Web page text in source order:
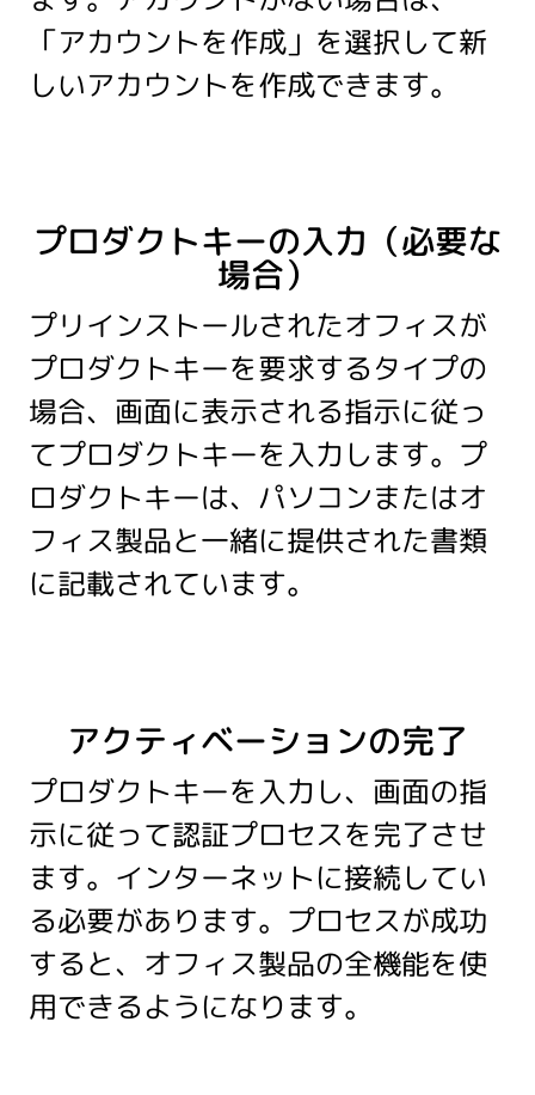
「アカウントを作成」を選択して新
しいアカウントを作成できます。
プロダクトキーの入力（必要な
場合）
プリインストールされたオフィスが
プロダクトキーを要求するタイプの
場合、画面に表示される指示に従っ
てプロダクトキーを入力します。プ
ロダクトキーは、パソコンまたはオ
フィス製品と一緒に提供された書類
に記載されています。
アクティベーションの完了
プロダクトキーを入力し、画面の指
示に従って認証プロセスを完了させ
ます。インターネットに接続してい
る必要があります。プロセスが成功
すると、オフィス製品の全機能を使
用できるようになります。